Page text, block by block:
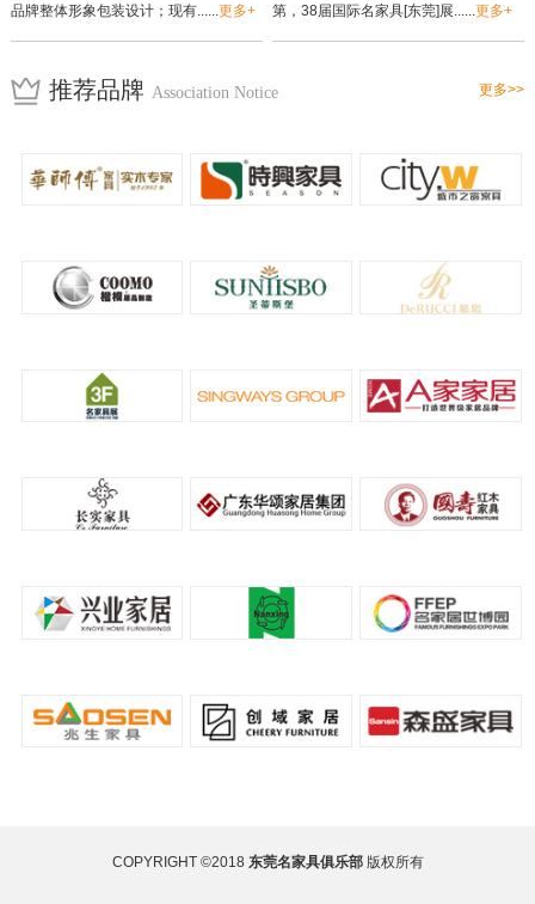
品牌整体形象包装设计；现有...... 更多+
第，38届国际名家具[东莞]展......更多+
推荐品牌 Association Notice 更多>>
COPYRIGHT ©2018 东莞名家具俱乐部版权所有